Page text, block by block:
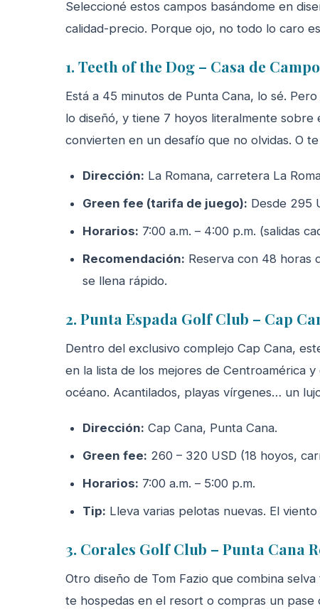
Seleccioné estos campos basándome en
calidad-precio. Porque ojo, no todo lo caro
1. Teeth of the Dog – Casa de
Está a 45 minutos de Punta Cana, lo sé.
lo diseñó, y tiene 7 hoyos literalmente sobre
convierten en un desafío que no olvidas. O
Dirección: La Romana, carretera La
Green fee (tarifa de juego): Desde 295
Horarios: 7:00 a.m. – 4:00 p.m. (salidas
Recomendación: Reserva con 48 horas
se llena rápido.
2. Punta Espada Golf Club – Cap
Dentro del exclusivo complejo Cap Cana,
en la lista de los mejores de Centroamérica
océano. Acantilados, playas vírgenes… un
Dirección: Cap Cana, Punta Cana.
Green fee: 260 – 320 USD (18 hoyos,
Horarios: 7:00 a.m. – 5:00 p.m.
Tip: Lleva varias pelotas nuevas. El
3. Corales Golf Club – Punta Cana
Otro diseño de Tom Fazio que combina
te hospedas en el resort o compras un